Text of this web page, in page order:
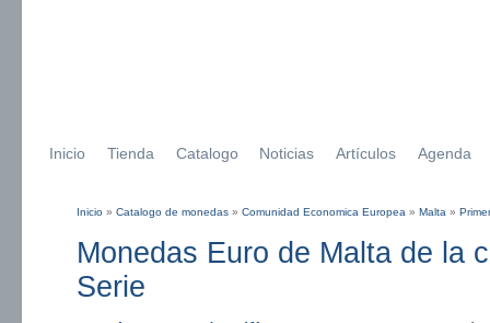
Inicio Tienda Catalogo Noticias Artículos Agenda
Inicio » Catalogo de monedas » Comunidad Economica Europea » Malta »
Monedas Euro de Malta de la
Serie